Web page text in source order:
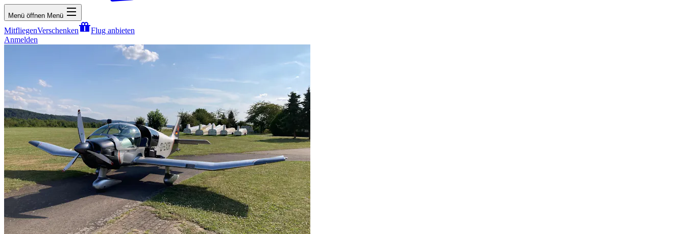
Menü öffnen Menü
MitfliegenVerschenken
Flug anbieten
Anmelden